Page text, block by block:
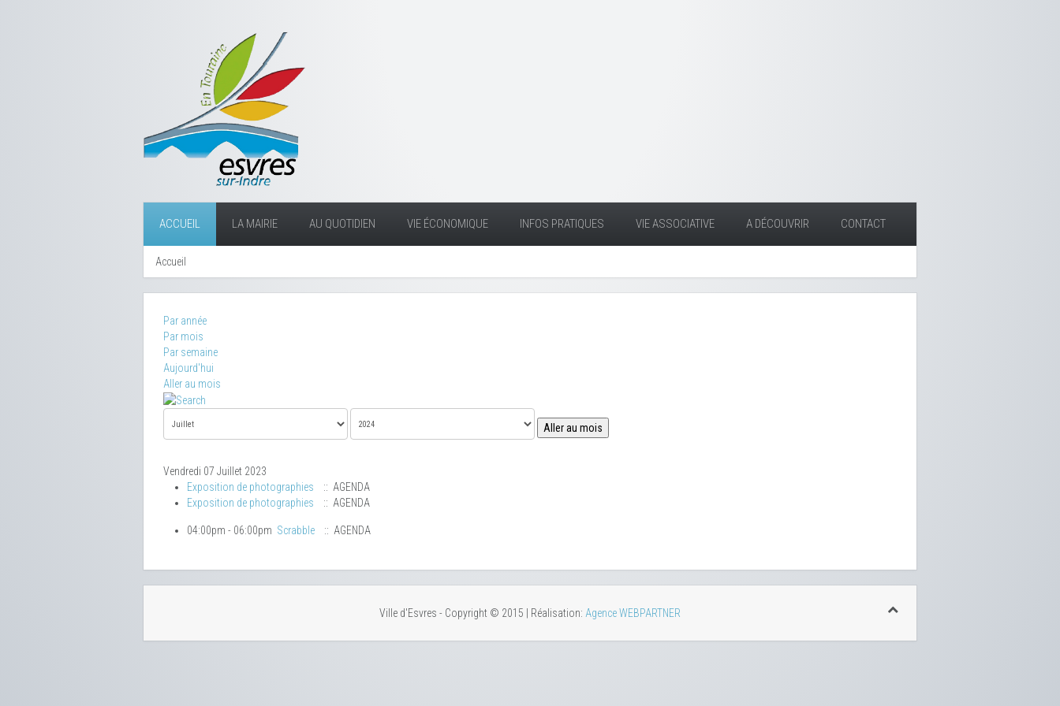
ACCUEIL LA MAIRIE AU QUOTIDIEN VIE ÉCONOMIQUE INFOS PRATIQUES VIE ASSOCIATIVE A DÉCOUVRIR CONTACT
Accueil
Par année
Par mois
Par semaine
Aujourd'hui
Aller au mois
Aller au mois
Vendredi 07 Juillet 2023
Exposition de photographies
:: AGENDA
Exposition de photographies
:: AGENDA
04:00pm - 06:00pm Scrabble :: AGENDA
Ville d'Esvres - Copyright © 2015 | Réalisation: Agence WEBPARTNER